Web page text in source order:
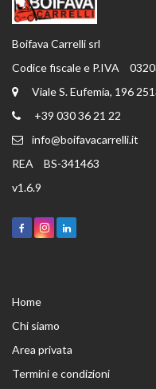
Boifava Carrelli srl
Codice fiscale e P.IVA
Viale S. Eufemia, 196
+39 030 36 21 22
info@boifavacarrelli.it
REA
BS-341463
v1.6.9
Home
Chi siamo
Area privata
Termini e condizioni